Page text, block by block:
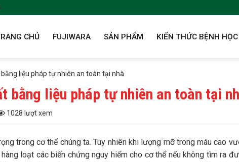
CHỦ FUJIWARA SẢN PHẨM KIẾN THỨC BỆNH HỌC
liệu pháp tự nhiên an toàn tại nhà
bằng liệu pháp tự nhiên an toàn tại
1028 lượt xem
trong cơ thể chúng ta. Tuy nhiên khi lượng mỡ trong máu cao
loạt các biến chứng nguy hiểm cho cơ thể nếu không tìm ra